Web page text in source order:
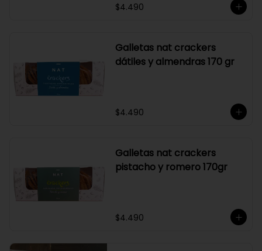
$4.490
Galletas nat crackers
dátiles y almendras 170 gr
$4.490
Galletas nat crackers
pistacho y romero 170gr
$4.490